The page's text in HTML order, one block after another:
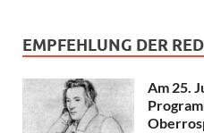
EMPFEHLUNG DER
Am 25.